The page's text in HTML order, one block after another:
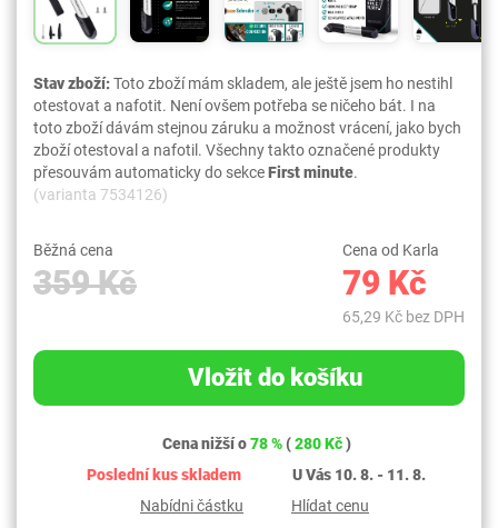
Stav zboží:Toto zboží mám skladem, ale ještě jsem ho nestihl
otestovat a nafotit. Není ovšem potřeba se ničeho bát. I na
toto zboží dávám stejnou záruku a možnost vrácení, jako bych
zboží otestoval a nafotil. Všechny takto označené produkty
přesouvám automaticky do sekceFirst minute.
(varianta 7534126)
Běžná cena
359 Kč
Cena od Karla
79 Kč
65,29 Kč bez DPH
Vložit do košíku
Cena nižší o78 %(280 Kč)
Poslední kus skladem
U Vás 10. 8. - 11. 8.
Nabídni částku
Hlídat cenu